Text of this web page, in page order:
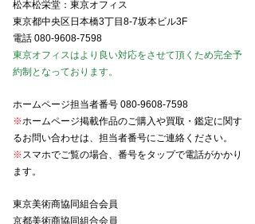
松本松栄堂：東京オフィス
東京都中央区日本橋3丁目8-7坂本ビル3F
電話 080-9608-7598
東京オフィスはより良い対応をさせて頂くため完全予
約制となっております。
ホームページ担当者番号 080-9608-7598
※ホームページ掲載作品のご購入や買取・鑑定に関す
るお問い合わせは、担当者番号にご連絡ください。
※スマホでご覧の場合、番号をタップで電話がかかり
ます。
東京美術商協同組合会員
京都美術商協同組合会員